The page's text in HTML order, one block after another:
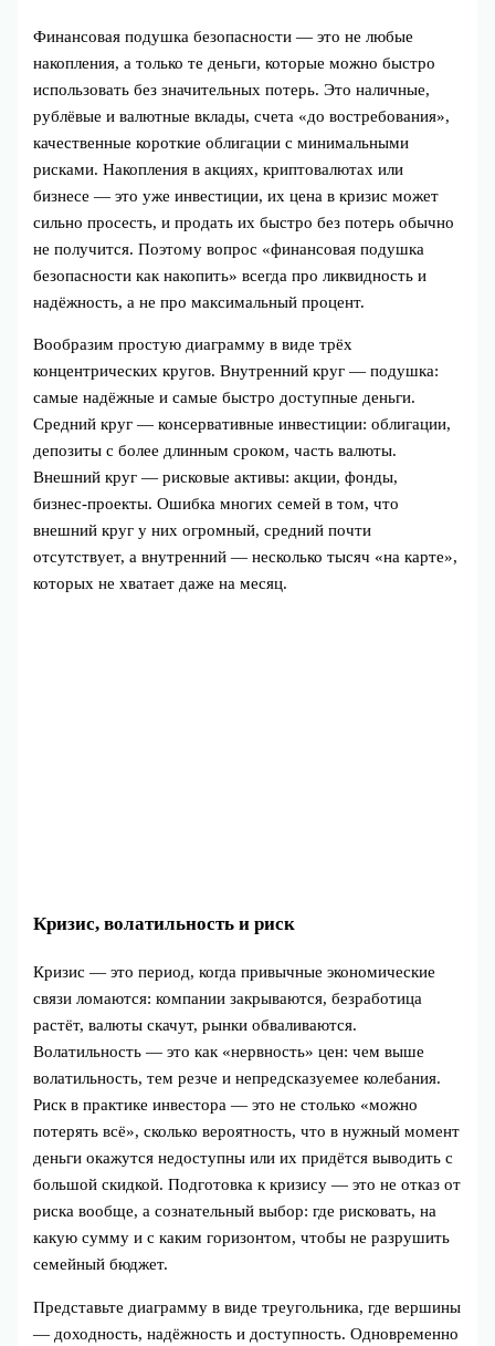
Финансовая подушка безопасности — это не любые
накопления, а только те деньги, которые можно быстро
использовать без значительных потерь. Это наличные,
рублёвые и валютные вклады, счета «до востребования»,
качественные короткие облигации с минимальными
рисками. Накопления в акциях, криптовалютах или
бизнесе — это уже инвестиции, их цена в кризис может
сильно просесть, и продать их быстро без потерь обычно
не получится. Поэтому вопрос «финансовая подушка
безопасности как накопить» всегда про ликвидность и
надёжность, а не про максимальный процент.
Вообразим простую диаграмму в виде трёх
концентрических кругов. Внутренний круг — подушка:
самые надёжные и самые быстро доступные деньги.
Средний круг — консервативные инвестиции: облигации,
депозиты с более длинным сроком, часть валюты.
Внешний круг — рисковые активы: акции, фонды,
бизнес‑проекты. Ошибка многих семей в том, что
внешний круг у них огромный, средний почти
отсутствует, а внутренний — несколько тысяч «на карте»,
которых не хватает даже на месяц.
Кризис, волатильность и риск
Кризис — это период, когда привычные экономические
связи ломаются: компании закрываются, безработица
растёт, валюты скачут, рынки обваливаются.
Волатильность — это как «нервность» цен: чем выше
волатильность, тем резче и непредсказуемее колебания.
Риск в практике инвестора — это не столько «можно
потерять всё», сколько вероятность, что в нужный момент
деньги окажутся недоступны или их придётся выводить с
большой скидкой. Подготовка к кризису — это не отказ от
риска вообще, а сознательный выбор: где рисковать, на
какую сумму и с каким горизонтом, чтобы не разрушить
семейный бюджет.
Представьте диаграмму в виде треугольника, где вершины
— доходность, надёжность и доступность. Одновременно